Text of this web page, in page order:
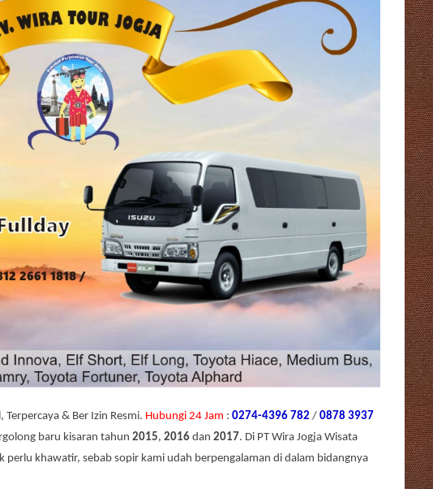
& Ber Izin Resmi. Hubungi 24 Jam : 0274-4396 782 / 0878 3937
baru kisaran tahun 2015, 2016 dan 2017. Di PT Wira Jogja Wisata
perlu khawatir, sebab sopir kami udah berpengalaman di dalam bidangnya